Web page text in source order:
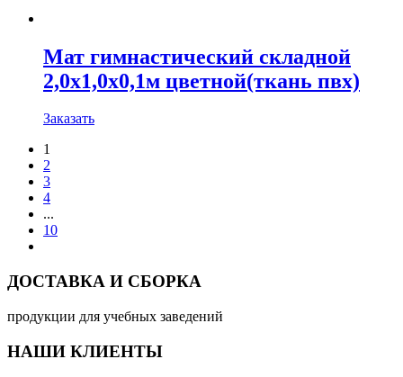
Мат гимнастический складной
2,0х1,0х0,1м цветной(ткань пвх)
Заказать
1
2
3
4
...
10
ДОСТАВКА И СБОРКА
продукции для учебных заведений
НАШИ КЛИЕНТЫ